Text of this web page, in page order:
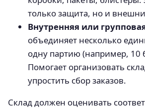
только защита, но и
Внутренняя или
объединяет несколько
одну партию (например, 10
Помогает организовать
упростить сбор заказов.
Склад должен оценивать